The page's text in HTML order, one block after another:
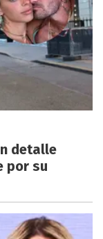
detalle
por su